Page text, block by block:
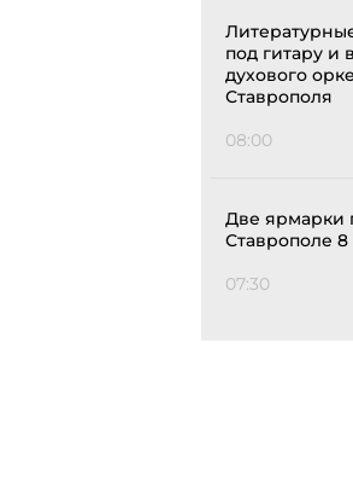
под гитару и
духового
Ставрополя
08:00
Две ярмарки
Ставрополе 8
07:30